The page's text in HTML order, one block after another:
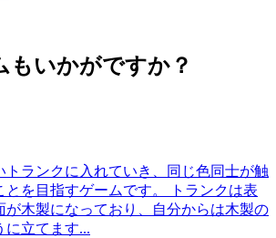
もいかがですか？
トランクに入れていき、同じ色同士が触
とを目指すゲームです。 トランクは表
が木製になっており、自分からは木製の
に立てます...